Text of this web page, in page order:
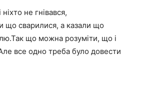
не гнівався,
що сварилися, а казали що
що можна розуміти, що і
все одно треба було довести